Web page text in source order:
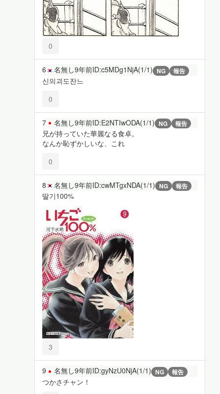
0
6 名無し9年前ID:c5MDg1NjA(1/1) NG 報告
신의괴도잔느
0
7 名無し9年前ID:E2NTIwODA(1/1) NG 報告
兄が持っていた華麗なる食卓。
なんか恥ずかしいな、これ
0
8 名無し9年前ID:cwMTgxNDA(1/1) NG 報告
딸기100%
3
9 名無し9年前ID:gyNzU0NjA(1/1) NG 報告
つかさチャン！